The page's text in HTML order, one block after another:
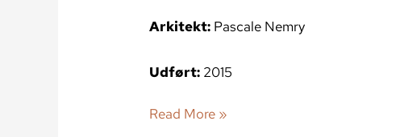
Arkitekt:Pascale Nemry
Udført:2015
Read More »